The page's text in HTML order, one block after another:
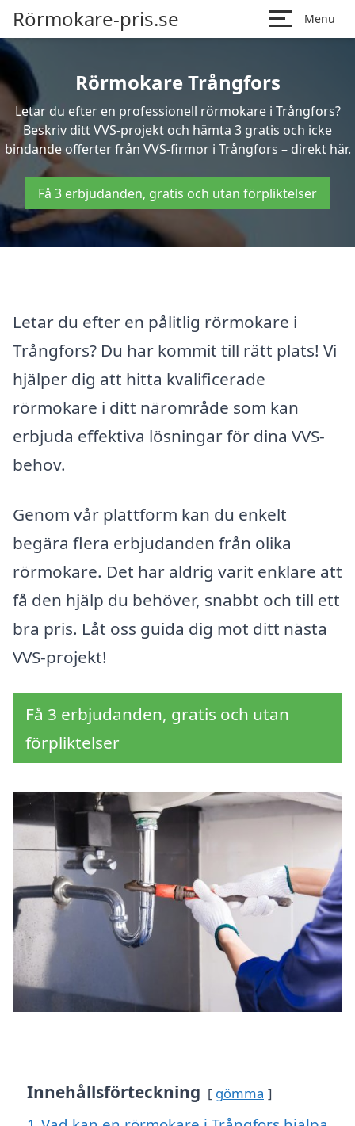
Rörmokare-pris.se Menu
Rörmokare Trångfors
Letar du efter en professionell rörmokare i Trångfors?
Beskriv ditt VVS-projekt och hämta 3 gratis och icke
bindande offerter från VVS-firmor i Trångfors – direkt här.
Få 3 erbjudanden, gratis och utan förpliktelser
Letar du efter en pålitlig rörmokare i
Trångfors? Du har kommit till rätt plats! Vi
hjälper dig att hitta kvalificerade
rörmokare i ditt närområde som kan
erbjuda effektiva lösningar för dina VVS-
behov.
Genom vår plattform kan du enkelt
begära flera erbjudanden från olika
rörmokare. Det har aldrig varit enklare att
få den hjälp du behöver, snabbt och till ett
bra pris. Låt oss guida dig mot ditt nästa
VVS-projekt!
Få 3 erbjudanden, gratis och utan
förpliktelser
Innehållsförteckning gömma